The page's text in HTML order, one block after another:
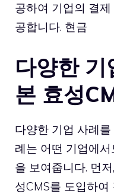
공하여 기업의 결
공합니다. 현금
다양한 기
본 효성
다양한 기업 사례
례는 어떤 기업에
을 보여줍니다. 먼
성CMS를 도입하